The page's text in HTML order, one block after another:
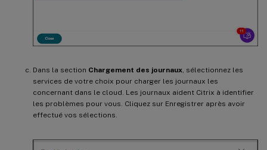
Dans la section Chargement des journaux, sélectionnez les
services de votre choix pour charger les journaux les
concernant dans le cloud. Les journaux aident Citrix à identifier
les problèmes pour vous. Cliquez sur Enregistrer après avoir
effectué vos sélections.